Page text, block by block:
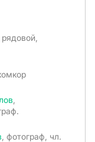
, рядовой,
, фотограф, чл.